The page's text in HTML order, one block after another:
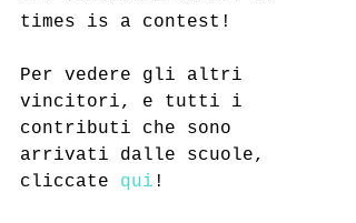
times is a contest!
Per vedere gli altri
vincitori, e tutti i
contributi che sono
arrivati dalle scuole,
cliccate qui !